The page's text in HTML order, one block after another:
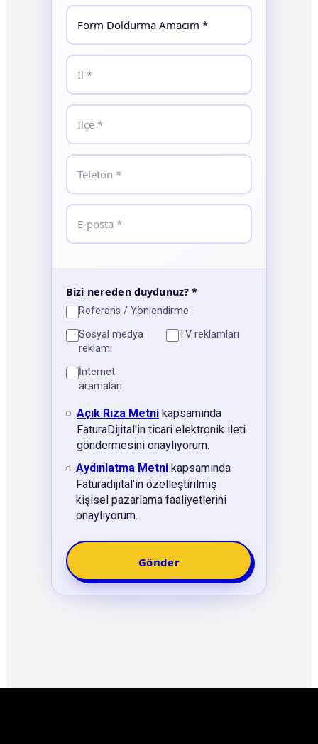
Bizi nereden duydunuz? *
Referans / Yönlendirme
Sosyal medya
reklamı
TV reklamları
İnternet
aramaları
Açık Rıza Metnikapsamında
FaturaDijital'in ticari elektronik ileti
göndermesini onaylıyorum.
Aydınlatma Metni kapsamında
Faturadijital'in özelleştirilmiş
kişisel pazarlama faaliyetlerini
onaylıyorum.